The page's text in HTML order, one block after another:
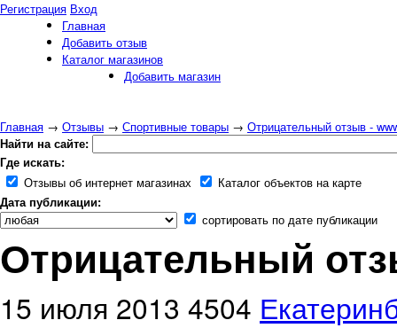
Регистрация Вход
Главная
Добавить отзыв
Каталог магазинов
Добавить магазин
Главная → Отзывы → Спортивные товары → Отрицательный отзыв -
Найти на сайте:
Где искать:
Отзывы об интернет магазинах
Каталог объектов на карте
Дата публикации:
сортировать по дате публикации
Отрицательный
15 июля 2013 4504